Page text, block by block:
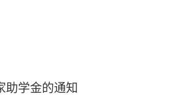
助学金的通知